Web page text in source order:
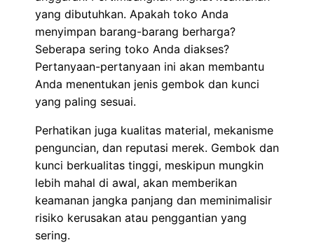
yang dibutuhkan. Apakah toko Anda
menyimpan barang-barang berharga?
Seberapa sering toko Anda diakses?
Pertanyaan-pertanyaan ini akan membantu
Anda menentukan jenis gembok dan kunci
yang paling sesuai.
Perhatikan juga kualitas material, mekanisme
penguncian, dan reputasi merek. Gembok dan
kunci berkualitas tinggi, meskipun mungkin
lebih mahal di awal, akan memberikan
keamanan jangka panjang dan meminimalisir
risiko kerusakan atau penggantian yang
sering.